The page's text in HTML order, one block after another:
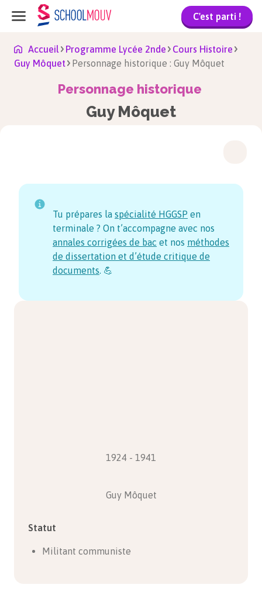
C'est parti !
Accueil Programme Lycée 2nde
Cours Histoire
Guy Môquet
Personnage historique : Guy Môquet
Personnage historique
Guy Môquet
Tu prépares la spécialité HGGSP en
terminale ? On t’accompagne avec nos
annales corrigées de bac et nos méthodes
de dissertation et d’étude critique de
documents. 💪
1924 - 1941
Guy Môquet
Statut
Militant communiste